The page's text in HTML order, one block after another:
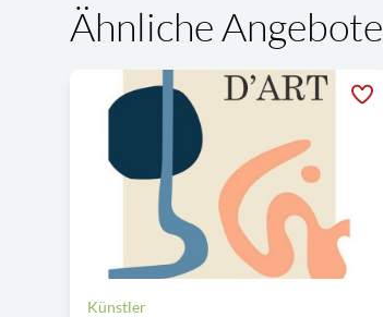
Ähnliche Angebote
Künstler